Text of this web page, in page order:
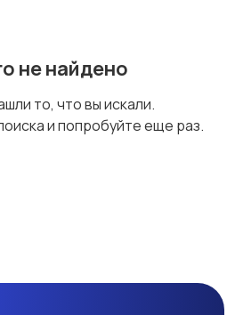
не найдено
то, что вы искали.
и попробуйте еще раз.